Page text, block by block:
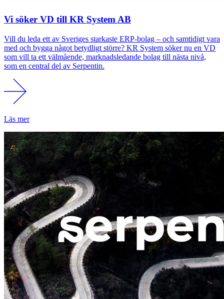
Vi söker VD till KR System AB
Vill du leda ett av Sveriges starkaste ERP-bolag – och samtidigt vara
med och bygga något betydligt större? KR System söker nu en VD
som vill ta ett välmående, marknadsledande bolag till nästa nivå,
som en central del av Serpentin.
Läs mer